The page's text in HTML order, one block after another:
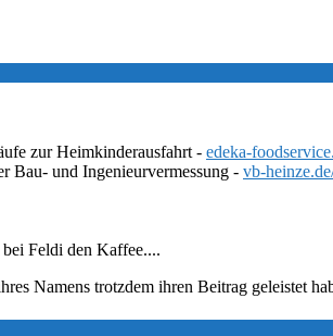
zur Heimkinderausfahrt - edeka-
Bau- und Ingenieurvermessung - vb-
Feldi den Kaffee....
Namens trotzdem ihren Beitrag geleistet